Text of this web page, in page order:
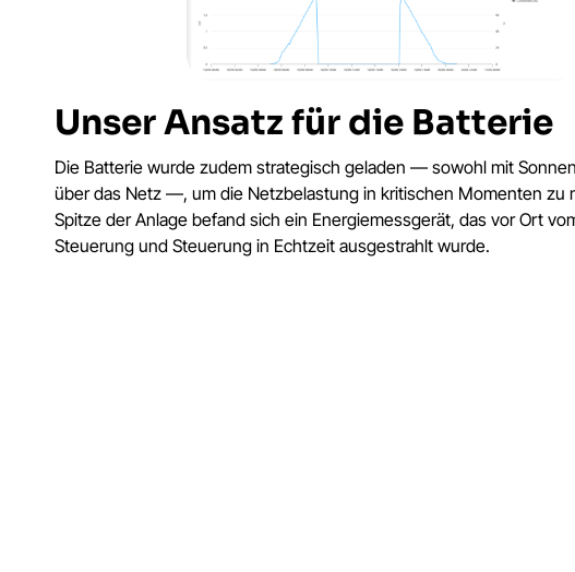
Unser Ansatz für die Batterie
Die Batterie wurde zudem strategisch geladen — sowohl mit
über das Netz —, um die Netzbelastung in kritischen Momenten zu
Spitze der Anlage befand sich ein Energiemessgerät, das vor Ort
Steuerung und Steuerung in Echtzeit ausgestrahlt wurde.